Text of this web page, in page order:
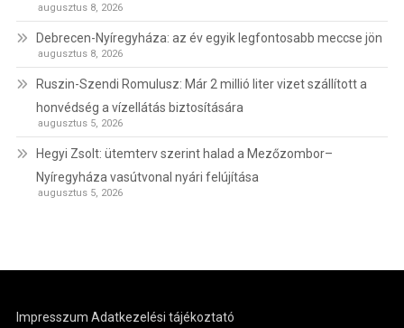
augusztus 8, 2026
Debrecen-Nyíregyháza: az év egyik legfontosabb meccse jön
augusztus 8, 2026
Ruszin-Szendi Romulusz: Már 2 millió liter vizet szállított a
honvédség a vízellátás biztosítására
augusztus 5, 2026
Hegyi Zsolt: ütemterv szerint halad a Mezőzombor–
Nyíregyháza vasútvonal nyári felújítása
augusztus 5, 2026
Impresszum Adatkezelési tájékoztató